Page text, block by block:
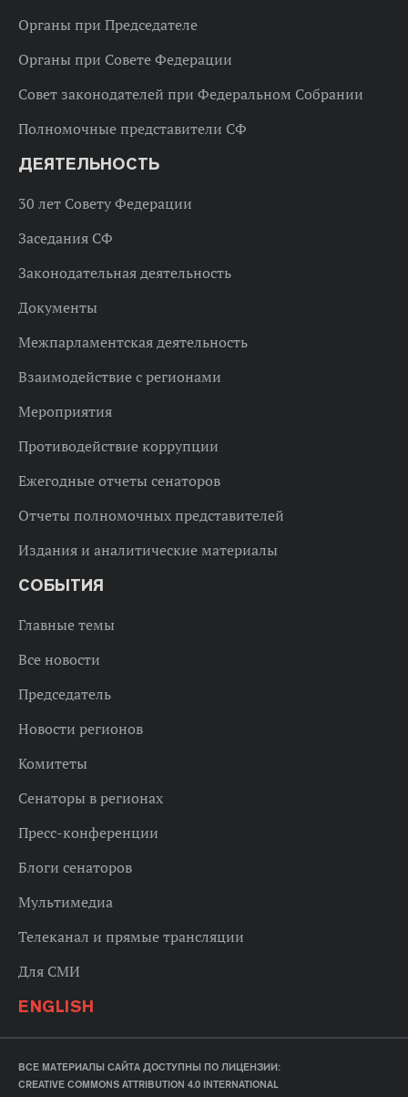
Органы при Председателе
Органы при Совете Федерации
Совет законодателей при Федеральном Собрании
Полномочные представители СФ
ДЕЯТЕЛЬНОСТЬ
30 лет Совету Федерации
Заседания СФ
Законодательная деятельность
Документы
Межпарламентская деятельность
Взаимодействие с регионами
Мероприятия
Противодействие коррупции
Ежегодные отчеты сенаторов
Отчеты полномочных представителей
Издания и аналитические материалы
СОБЫТИЯ
Главные темы
Все новости
Председатель
Новости регионов
Комитеты
Сенаторы в регионах
Пресс-конференции
Блоги сенаторов
Мультимедиа
Телеканал и прямые трансляции
Для СМИ
ENGLISH
ВСЕ МАТЕРИАЛЫ САЙТА ДОСТУПНЫ ПО ЛИЦЕНЗИИ:
CREATIVE COMMONS ATTRIBUTION 4.0 INTERNATIONAL